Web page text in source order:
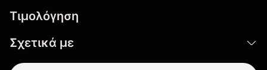
Τιμολόγηση
Σχετικά με